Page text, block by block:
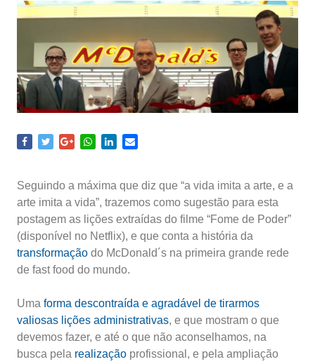
Seguindo a máxima que diz que “a vida imita a arte, e a
arte imita a vida”, trazemos como sugestão para esta
postagem as lições extraídas do filme “Fome de Poder”
(disponível no Netflix), e que conta a história da
transformação do McDonald´s na primeira grande rede
de fast food do mundo.
Uma forma descontraída e agradável de tirarmos
valiosas lições administrativas, e que mostram o que
devemos fazer, e até o que não aconselhamos, na
busca pela realização profissional, e pela ampliação